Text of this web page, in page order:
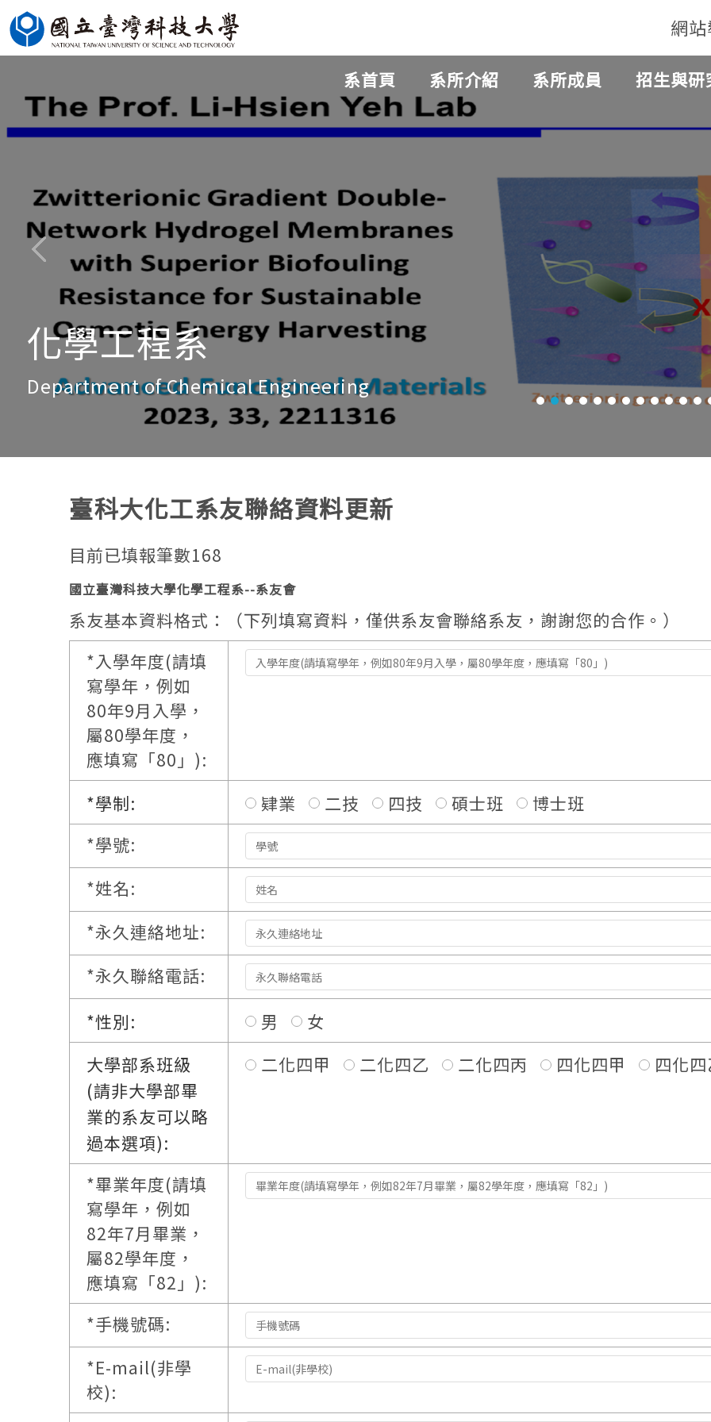
跳
到
容
網
系首頁 系所介紹 系所成員 招生與研
化學工程系
Department of Chemical Engineering
臺科大化工系友聯絡資料更新
目前已填報筆數168
國立臺灣科技大學化學工程系--系友會
系友基本資料格式：（下列填寫資料，僅供系友會聯絡系友，謝謝您的合作。）
*入學年度(請填
寫學年，例如
80年9月入學，
屬80學年度，
應填寫「80」):
*學制: 肄業 二技 四技 碩士班
博士班
*學號:
*姓名:
*永久連絡地址:
*永久聯絡電話:
*性別: 男
女
大學部系班級
(請非大學部畢
業的系友可以略
過本選項):
二化四甲 二化四乙 二化四丙 四化四甲 四化四
*畢業年度(請填
寫學年，例如
82年7月畢業，
屬82學年度，
應填寫「82」):
*手機號碼:
*E-mail(非學
校):